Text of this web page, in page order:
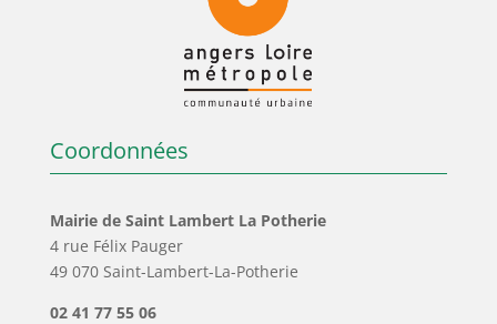
Coordonnées
Mairie de Saint Lambert La Potherie
4 rue Félix Pauger
49 070 Saint-Lambert-La-Potherie
02 41 77 55 06